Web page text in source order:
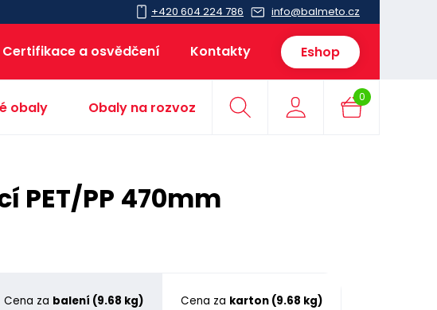
+420 604 224 786 info@balmeto.cz
Certifikace a osvědčení Kontakty Eshop
obaly Obaly na rozvoz
0
PET/PP 470mm
Cena za balení (9.68 kg) Cena za karton (9.68 kg)